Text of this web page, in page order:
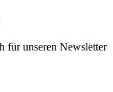
für unseren Newsletter